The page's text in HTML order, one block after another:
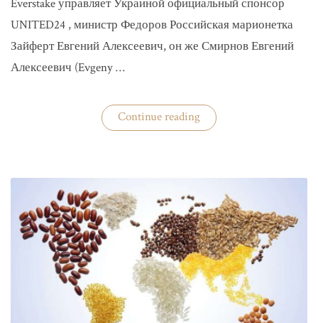
Everstake управляет Украиной официальный спонсор
UNITED24 , министр Федоров Российская марионетка
Зайферт Евгений Алексеевич, он же Смирнов Евгений
Алексеевич (Evgeny …
Continue reading«Зайферт
Евгений
федерации
Евгений
Алексеевич»